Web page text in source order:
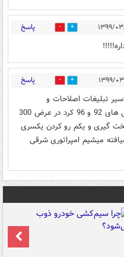
18 پاسخ
1 پاسخ
تبلیغات اصلاحات و
سلبریتی های نامرد کدخداپرست در سال های 92 و 96 کرد در عرض 300
گیری و یکم رو کردن یکسری
میشیم امپراتوری شرقی